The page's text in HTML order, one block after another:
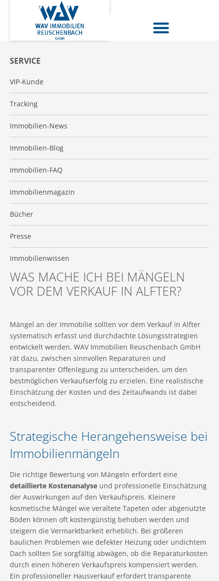
SERVICE
VIP-Kunde
Tracking
Immobilien-News
Immobilien-Blog
Immobilien-FAQ
Immobilienmagazin
Bücher
Presse
Immobilienwissen
WAS MACHE ICH BEI MÄNGELN
VOR DEM VERKAUF IN ALFTER?
Mängel an der Immobilie sollten vor dem Verkauf in Alfter
systematisch erfasst und durchdachte Lösungsstrategien
entwickelt werden. WAV Immobilien Reuschenbach GmbH
rät dazu, zwischen sinnvollen Reparaturen und
transparenter Offenlegung zu unterscheiden, um den
bestmöglichen Verkaufserfolg zu erzielen. Eine realistische
Einschätzung der Kosten und des Zeitaufwands ist dabei
entscheidend.
Strategische Herangehensweise bei
Immobilienmängeln
Die richtige Bewertung von Mängeln erfordert eine
detaillierte Kostenanalyse und professionelle Einschätzung
der Auswirkungen auf den Verkaufspreis. Kleinere
kosmetische Mängel wie veraltete Tapeten oder abgenutzte
Böden können oft kostengünstig behoben werden und
steigern die Vermarktbarkeit erheblich. Bei größeren
baulichen Problemen wie defekter Heizung oder undichtem
Dach sollten Sie sorgfältig abwägen, ob die Reparaturkosten
durch einen höheren Verkaufspreis kompensiert werden.
Ein professioneller Hausverkauf erfordert transparente